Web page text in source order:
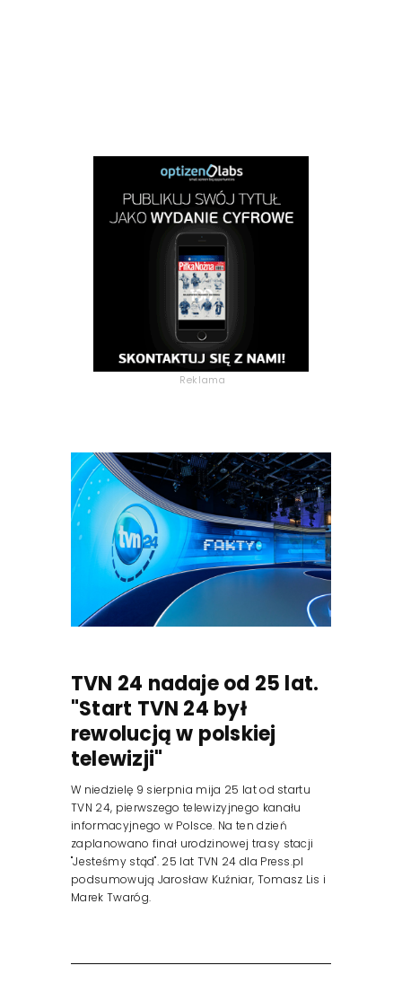
Reklama
TVN 24 nadaje od 25 lat.
"Start TVN 24 był
rewolucją w polskiej
telewizji"
W niedzielę 9 sierpnia mija 25 lat od startu
TVN 24, pierwszego telewizyjnego kanału
informacyjnego w Polsce. Na ten dzień
zaplanowano finał urodzinowej trasy stacji
"Jesteśmy stąd". 25 lat TVN 24 dla Press.pl
podsumowują Jarosław Kuźniar, Tomasz Lis i
Marek Twaróg.